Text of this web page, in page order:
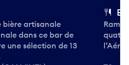
bière artisanale
dans ce bar de
une sélection de 13